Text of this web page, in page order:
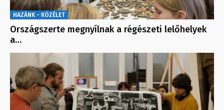
HAZÁNK - KÖZÉLET
Országszerte megnyílnak a régészeti lelőhelyek
a…